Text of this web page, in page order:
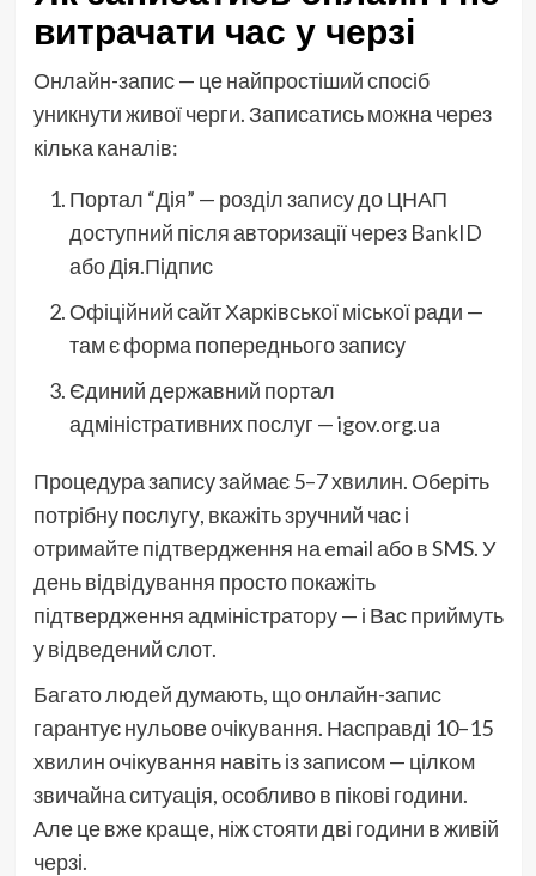
витрачати час у черзі
Онлайн-запис — це найпростіший спосіб
уникнути живої черги. Записатись можна через
кілька каналів:
Портал “Дія” — розділ запису до ЦНАП
доступний після авторизації через BankID
або Дія.Підпис
Офіційний сайт Харківської міської ради —
там є форма попереднього запису
Єдиний державний портал
адміністративних послуг — igov.org.ua
Процедура запису займає 5–7 хвилин. Оберіть
потрібну послугу, вкажіть зручний час і
отримайте підтвердження на email або в SMS. У
день відвідування просто покажіть
підтвердження адміністратору — і Вас приймуть
у відведений слот.
Багато людей думають, що онлайн-запис
гарантує нульове очікування. Насправді 10–15
хвилин очікування навіть із записом — цілком
звичайна ситуація, особливо в пікові години.
Але це вже краще, ніж стояти дві години в живій
черзі.